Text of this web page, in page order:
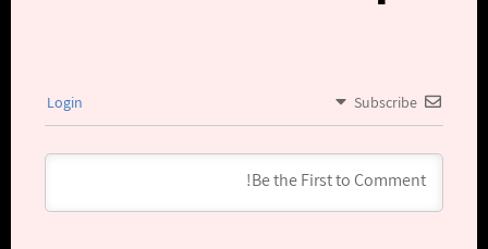
Subscribe